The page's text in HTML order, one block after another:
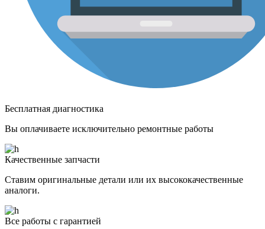
Бесплатная диагностика
Вы оплачиваете исключительно ремонтные работы
Качественные запчасти
Ставим оригинальные детали или их высококачественные
аналоги.
Все работы с гарантией